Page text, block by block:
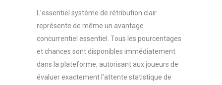
L’essentiel système de rétribution clair
représente de même un avantage
concurrentiel essentiel. Tous les pourcentages
et chances sont disponibles immédiatement
dans la plateforme, autorisant aux joueurs de
évaluer exactement l’attente statistique de